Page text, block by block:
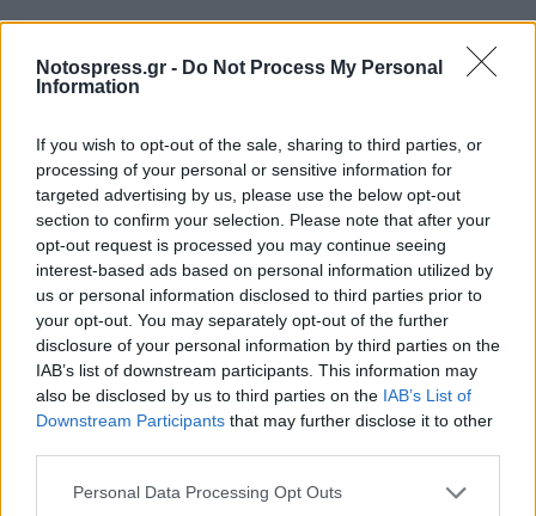
Notospress.gr - Do Not Process My Personal
Information
If you wish to opt-out of the sale, sharing to third parties, or
processing of your personal or sensitive information for
targeted advertising by us, please use the below opt-out
section to confirm your selection. Please note that after your
opt-out request is processed you may continue seeing
interest-based ads based on personal information utilized by
us or personal information disclosed to third parties prior to
your opt-out. You may separately opt-out of the further
disclosure of your personal information by third parties on the
IAB’s list of downstream participants. This information may
also be disclosed by us to third parties on the IAB’s List of
Downstream Participants that may further disclose it to other
Personal Data Processing Opt Outs
Σχετικά Άρθρα